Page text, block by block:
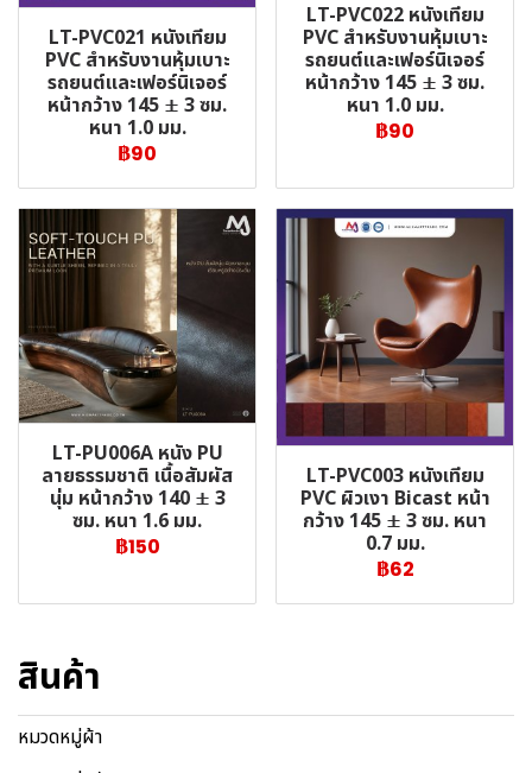
LT-PVC021 หนังเทียม
PVC สำหรับงานหุ้มเบาะ
รถยนต์และเฟอร์นิเจอร์
หน้ากว้าง 145 ± 3 ซม.
หนา 1.0 มม.
฿90
LT-PVC022 หนังเทียม
PVC สำหรับงานหุ้มเบาะ
รถยนต์และเฟอร์นิเจอร์
หน้ากว้าง 145 ± 3 ซม.
หนา 1.0 มม.
฿90
LT-PU006A หนัง PU
ลายธรรมชาติ เนื้อสัมผัส
นุ่ม หน้ากว้าง 140 ± 3
ซม. หนา 1.6 มม.
฿150
LT-PVC003 หนังเทียม
PVC ผิวเงา Bicast หน้า
กว้าง 145 ± 3 ซม. หนา
0.7 มม.
฿62
สินค้า
หมวดหมู่ผ้า